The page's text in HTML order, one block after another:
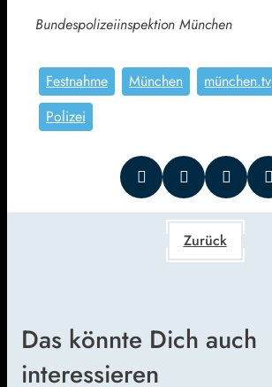
Bundespolizeiinspektion München
Festnahme München münchen.tv
Polizei
Zurück
Das könnte Dich auch
interessieren